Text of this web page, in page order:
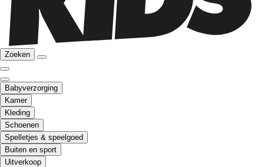
Zoeken
Babyverzorging
Kamer
Kleding
Schoenen
Spelletjes & speelgoed
Buiten en sport
Uitverkoop